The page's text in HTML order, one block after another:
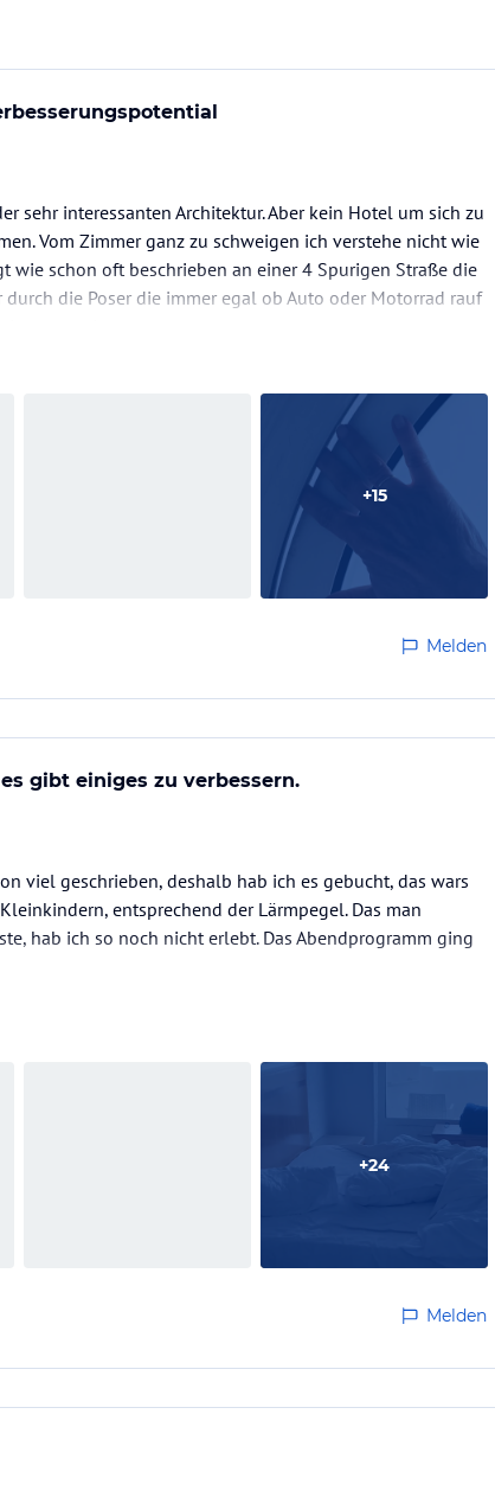
sehr interessanten Architektur. Aber kein Hotel um sich zu
Vom Zimmer ganz zu schweigen ich verstehe nicht wie
wie schon oft beschrieben an einer 4 Spurigen Straße die
die Poser die immer egal ob Auto oder Motorrad rauf
+15
Melden
gibt einiges zu verbessern.
viel geschrieben, deshalb hab ich es gebucht, das wars
entsprechend der Lärmpegel. Das man
hab ich so noch nicht erlebt. Das Abendprogramm ging
+24
Melden